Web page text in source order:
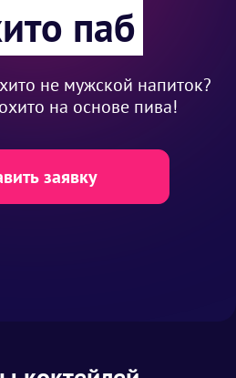
паб
не мужской напиток?
на основе пива!
заявку